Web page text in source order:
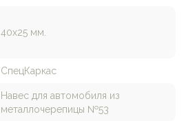
40х25 мм.
СпецКаркас
Навес для автомобиля из
металлочерепицы №53